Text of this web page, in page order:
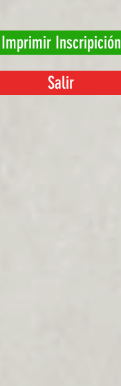
Imprimir Inscripición
Salir